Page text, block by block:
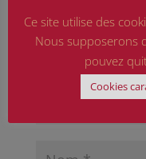
Ce site utilise des
Nous supposerons
pouvez
Cookies